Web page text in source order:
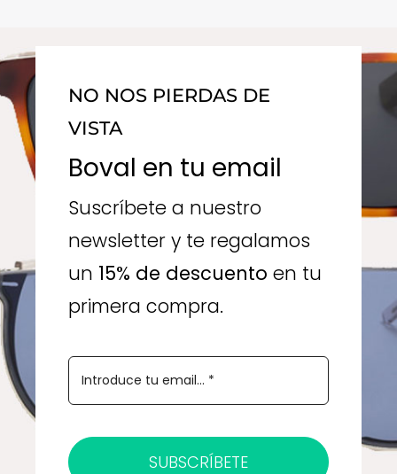
NO NOS PIERDAS DE
VISTA
Boval en tu email
Suscríbete a nuestro
newsletter y te regalamos
un 15% de descuento en tu
primera compra.
SUBSCRÍBETE